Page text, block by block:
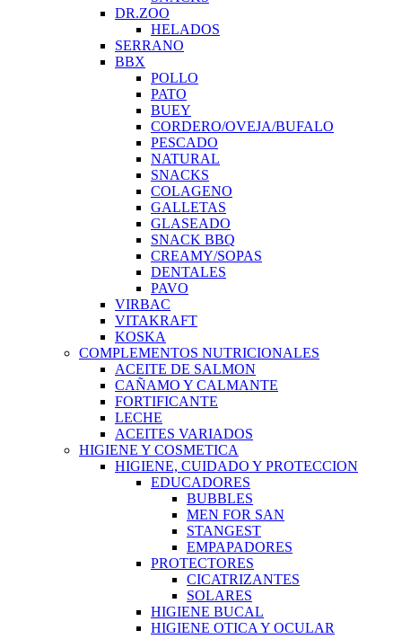
DR.ZOO
HELADOS
SERRANO
BBX
POLLO
PATO
BUEY
CORDERO/OVEJA/BUFALO
PESCADO
NATURAL
SNACKS
COLAGENO
GALLETAS
GLASEADO
SNACK BBQ
CREAMY/SOPAS
DENTALES
PAVO
VIRBAC
VITAKRAFT
KOSKA
COMPLEMENTOS NUTRICIONALES
ACEITE DE SALMON
CAÑAMO Y CALMANTE
FORTIFICANTE
LECHE
ACEITES VARIADOS
HIGIENE Y COSMETICA
HIGIENE, CUIDADO Y PROTECCION
EDUCADORES
BUBBLES
MEN FOR SAN
STANGEST
EMPAPADORES
PROTECTORES
CICATRIZANTES
SOLARES
HIGIENE BUCAL
HIGIENE OTICA Y OCULAR